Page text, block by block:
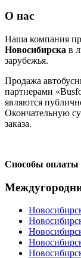
О нас
Наша компания
Новосибирска в
зарубежья.
Продажа
партнерами
являются
Окончательную
заказа.
Способы оплаты